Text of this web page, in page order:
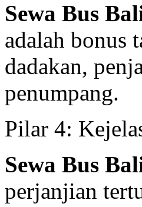
Sewa Bus
adalah bonus
dadakan,
penumpang.
Pilar 4:
Sewa Bus
perjanjian